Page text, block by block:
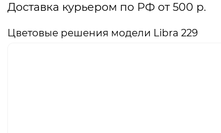
Доставка курьером по РФ от 500 р.
Цветовые решения модели Libra 229